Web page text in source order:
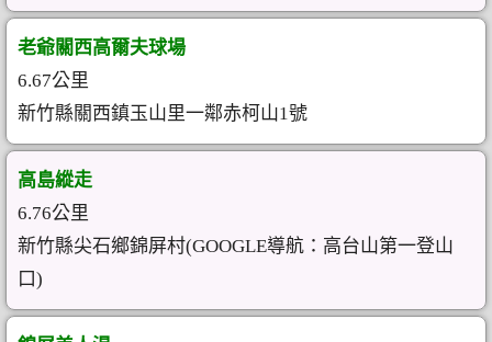
老爺關西高爾夫球場
6.67公里
新竹縣關西鎮玉山里一鄰赤柯山1號
高島縱走
6.76公里
新竹縣尖石鄉錦屏村(GOOGLE導航：高台山第一登山
口)